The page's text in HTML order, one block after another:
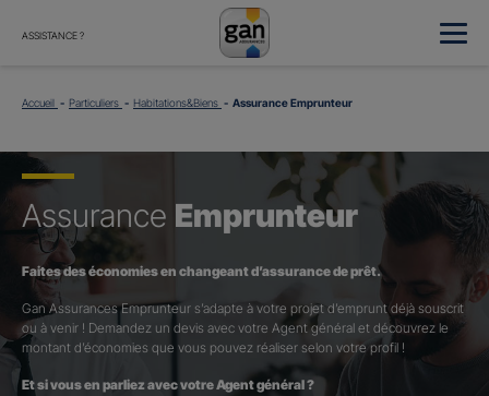
ASSISTANCE ?
Accueil Particuliers Habitations&Biens Assurance Emprunteur
Assurance Emprunteur
Faites des économies en changeant d’assurance de prêt.
Gan Assurances Emprunteur s’adapte à votre projet d’emprunt déjà souscrit
ou à venir ! Demandez un devis avec votre Agent général et découvrez le
montant d’économies que vous pouvez réaliser selon votre profil !
Et si vous en parliez avec votre Agent général ?